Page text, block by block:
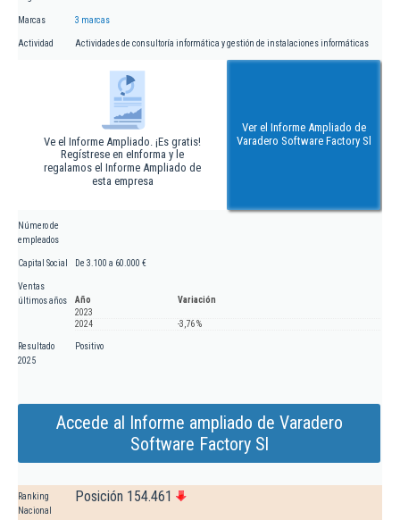
Marcas 3 marcas
Actividad Actividades de consultoría informática y gestión de instalaciones informáticas
Ve el Informe Ampliado. ¡Es gratis!
Regístrese en eInforma y le
regalamos el Informe Ampliado de
esta empresa
Ver el Informe Ampliado de
Varadero Software Factory Sl
Número de
empleados
Capital Social De 3.100 a 60.000 €
Ventas
últimos años
Año
Variación
2023
2024
-3,76 %
Resultado
2025
Positivo
Accede al Informe ampliado de Varadero
Software Factory Sl
Ranking
Nacional
Posición 154.461